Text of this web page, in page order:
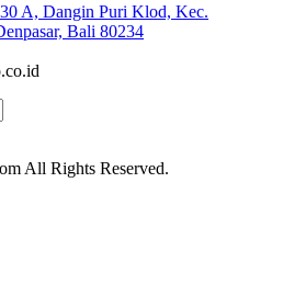
A, Dangin Puri Klod, Kec.
Bali 80234
All Rights Reserved.